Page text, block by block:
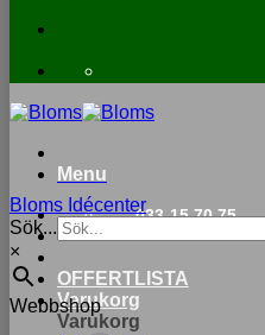
Menu
033-15 70 75
OFFERTLISTA
Varukorg
Varukorg
Bloms Idécenter
Sök...
×
Webbshop